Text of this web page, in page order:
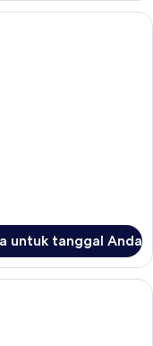
Premium Twin | Seprai
untuk tanggal Anda